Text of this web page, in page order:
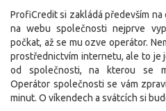
ProfiCredit si zakládá především
na webu společnosti nejprve
počkat, až se mu ozve operátor.
prostřednictvím internetu, ale to je
od společnosti, na kterou se
Operátor společnosti se vám
minut. O víkendech a svátcích si